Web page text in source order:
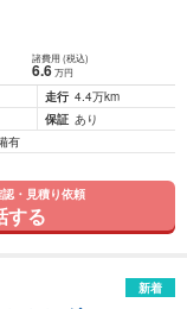
諸費用 (税込)
6.6 万円
走行 4.4万km
保証 あり
有
・見積り依頼
する
新着